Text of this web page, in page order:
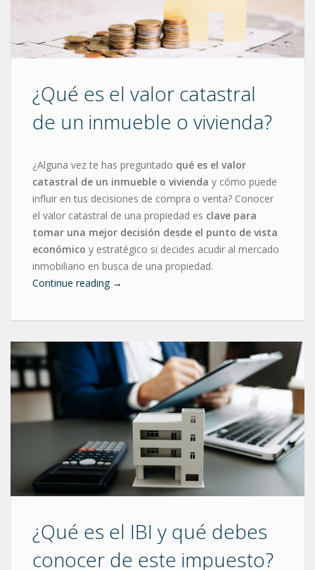
¿Qué es el valor catastral
de un inmueble o vivienda?
¿Alguna vez te has preguntado qué es el valor
catastral de un inmueble o vivienda y cómo puede
influir en tus decisiones de compra o venta? Conocer
el valor catastral de una propiedad es clave para
tomar una mejor decisión desde el punto de vista
económico y estratégico si decides acudir al mercado
inmobiliario en busca de una propiedad.
Continue reading →
¿Qué es el IBI y qué debes
conocer de este impuesto?